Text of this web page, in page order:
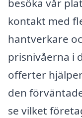
besöka vår
kontakt med
hantverkare
prisnivåerna i
offerter
den
se vilket